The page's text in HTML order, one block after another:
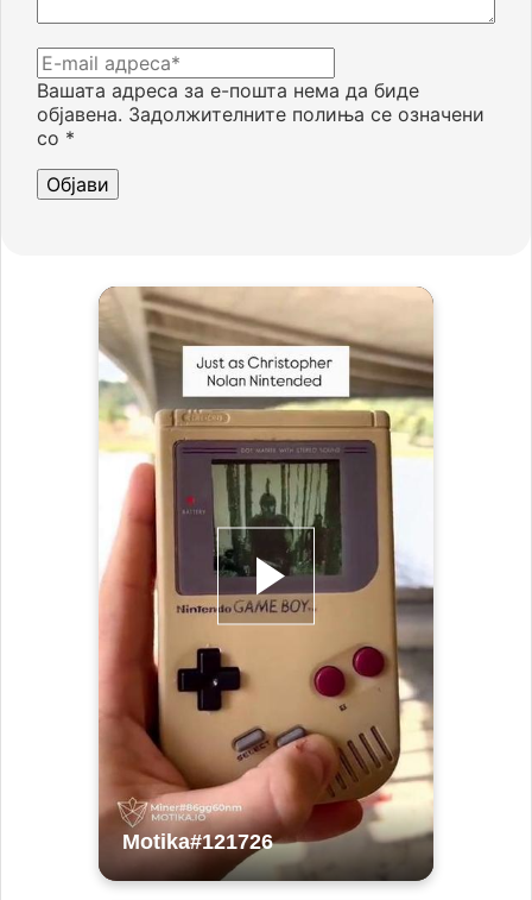
Вашата адреса за е-пошта нема да биде
објавена. Задолжителните полиња се означени
со *